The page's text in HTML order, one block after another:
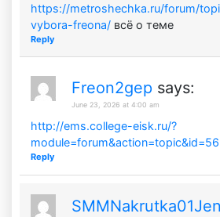
https://metroshechka.ru/forum/
vybora-freona/ всё о теме
Reply
Freon2gep says:
June 23, 2026 at 4:00 am
http://ems.college-eisk.ru/?
Reply
SMMNakrutka01Jen